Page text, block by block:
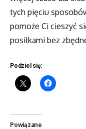
tych pięciu
pomoże Ci cieszyć
posiłkami bez
Podziel się:
Powiązane